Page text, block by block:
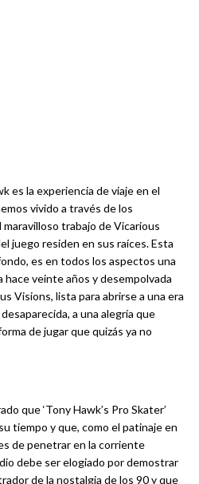
es la experiencia de viaje en el
vivido a través de los
trabajo de Vicarious
juego residen en sus raíces. Esta
es en todos los aspectos una
veinte años y desempolvada
Visions, lista para abrirse a una era
a una alegría que
de jugar que quizás ya no
que ‘Tony Hawk’s Pro Skater’
tiempo y que, como el patinaje en
de penetrar en la corriente
debe ser elogiado por demostrar
de la nostalgia de los 90 y que